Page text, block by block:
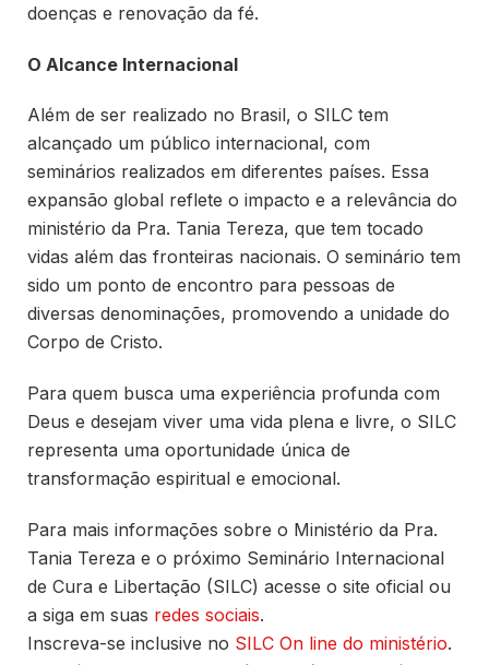
doenças e renovação da fé.
O Alcance Internacional
Além de ser realizado no Brasil, o SILC tem
alcançado um público internacional, com
seminários realizados em diferentes países. Essa
expansão global reflete o impacto e a relevância do
ministério da Pra. Tania Tereza, que tem tocado
vidas além das fronteiras nacionais. O seminário tem
sido um ponto de encontro para pessoas de
diversas denominações, promovendo a unidade do
Corpo de Cristo.
Para quem busca uma experiência profunda com
Deus e desejam viver uma vida plena e livre, o SILC
representa uma oportunidade única de
transformação espiritual e emocional.
Para mais informações sobre o Ministério da Pra.
Tania Tereza e o próximo Seminário Internacional
de Cura e Libertação (SILC) acesse o site oficial ou
a siga em suas redes sociais.
Inscreva-se inclusive no SILC On line do ministério.